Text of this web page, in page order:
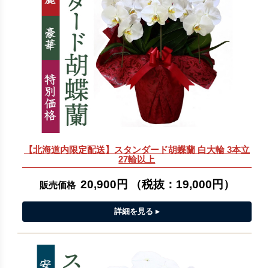
【北海道内限定配送】スタンダード胡蝶蘭 白大輪 3本立
27輪以上
販売価格 20,900円 （税抜： 19,000円 ）